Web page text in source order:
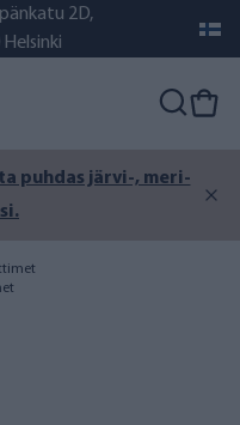
2D,
puhdas järvi-, meri-